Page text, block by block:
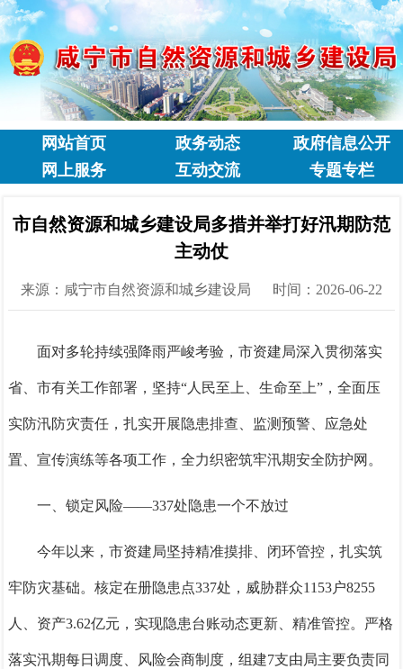
网站首页 政务动态
政府信息公开
网上服务
互动交流 专题专栏
市自然资源和城乡建设局多措并举打好汛期防范
主动仗
来源：咸宁市自然资源和城乡建设局 时间：2026-06-22
面对多轮持续强降雨严峻考验，市资建局深入贯彻落实
省、市有关工作部署，坚持“人民至上、生命至上”，全面压
实防汛防灾责任，扎实开展隐患排查、监测预警、应急处
置、宣传演练等各项工作，全力织密筑牢汛期安全防护网。
一、锁定风险——337处隐患一个不放过
今年以来，市资建局坚持精准摸排、闭环管控，扎实筑
牢防灾基础。核定在册隐患点337处，威胁群众1153户8255
人、资产3.62亿元，实现隐患台账动态更新、精准管控。严格
落实汛期每日调度、风险会商制度，组建7支由局主要负责同